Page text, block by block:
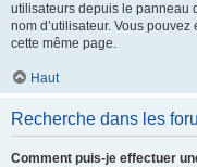
utilisateurs depuis le panneau
nom d’utilisateur. Vous
cette même page.
Haut
Recherche dans les
Comment puis-je effectuer